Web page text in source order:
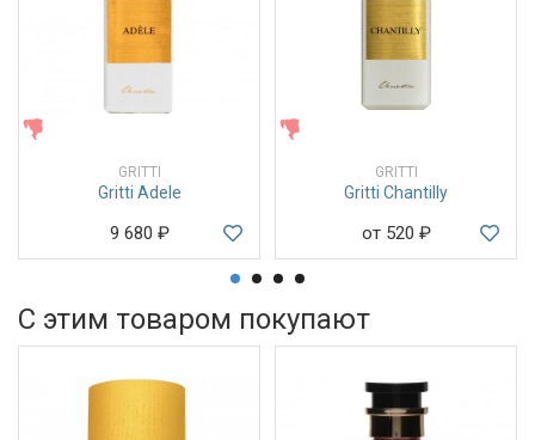
GRITTI
Gritti Adele
9 680 ₽
GRITTI
Gritti Chantilly
от 520 ₽
С этим товаром покупают